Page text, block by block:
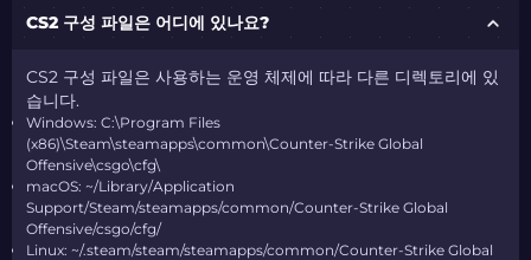
CS2 구성 파일은 어디에 있나요?
CS2 구성 파일은 사용하는 운영 체제에 따라 다른 디렉토리에 있
습니다.
Windows: C:\Program Files
(x86)\Steam\steamapps\common\Counter-Strike Global
Offensive\csgo\cfg\
macOS: ~/Library/Application
Support/Steam/steamapps/common/Counter-Strike Global
Offensive/csgo/cfg/
Linux: ~/.steam/steam/steamapps/common/Counter-Strike Global